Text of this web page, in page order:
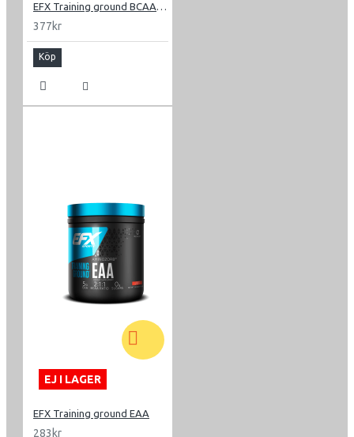
EFX Training ground BCAA 500g
377kr
Köp
EJ I LAGER
EFX Training ground EAA
283kr